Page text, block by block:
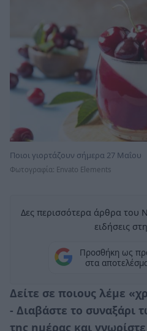
Ποιοι γιορτάζουν σήμερα 27 Μαΐου
Φωτογραφία: Envato Elements
Δες περισσότερα άρθρα του
ειδήσεις
Προσθήκη ως
στα
Δείτε σε ποιους λέμε
- Διαβάστε το συναξάρι
της ημέρας και